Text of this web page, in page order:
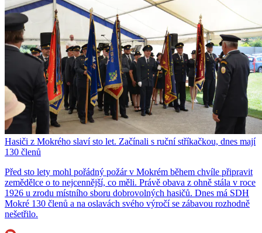
Hasiči z Mokrého slaví sto let. Začínali s ruční stříkačkou, dnes mají
130 členů
Před sto lety mohl pořádný požár v Mokrém během chvíle připravit
zemědělce o to nejcennější, co měli. Právě obava z ohně stála v roce
1926 u zrodu místního sboru dobrovolných hasičů. Dnes má SDH
Mokré 130 členů a na oslavách svého výročí se zábavou rozhodně
nešetřilo.